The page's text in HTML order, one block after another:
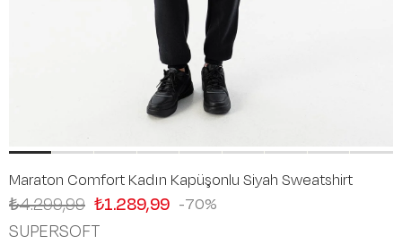
Maraton Comfort Kadın Kapüşonlu Siyah Sweatshirt
70
₺4.299,99 ₺1.289,99
SUPERSOFT